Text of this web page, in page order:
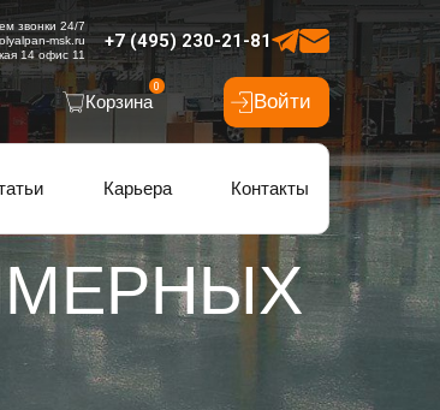
+7 (495) 230-21-81
звонки 24/7
msk.ru
14 офис 11
Корзина
0
Войти
Карьера Контакты